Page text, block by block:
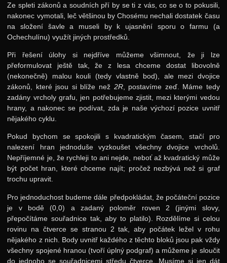
Ze spleti zákonů a soudních pří by se ti z vás, co se o to pokusili,
nakonec vymotali, leč většinou by Chosému nechali dostatek času
na složení šavle a museli by k ujasnění sporu o farmu (a
Ochechulínu) využít jiných prostředků.
Při řešení úlohy si nejdříve můžeme všimnout, že ji lze
přeformulovat ještě tak, že z lesa chceme dostat libovolně
(nekonečně) malou kouli (tedy vlastně bod), ale mezi dvojice
zákonů, které jsou si blíže než 2R, postavíme zeď. Máme tedy
zadány vrcholy grafu, jen potřebujeme zjistit, mezi kterými vedou
hrany, a nakonec se podívat, zda je naše výchozí pozice uvnitř
nějakého cyklu.
Pokud bychom se spokojili s kvadratickým časem, stačí pro
nalezení hran jednoduše vyzkoušet všechny dvojice vrcholů.
Nepříjemné je, že rychleji to ani nejde, neboť až kvadratický může
být počet hran, které chceme najít; pročež nezbývá než si graf
trochu upravit.
Pro jednoduchost budeme dále předpokládat, že počáteční pozice
je v bodě (0,0) a zadaný poloměr roven 2 (jinými slovy,
přepočítáme souřadnice tak, aby to platilo). Rozdělíme si celou
rovinu na čtverce se stranou 2 tak, aby počátek ležel v rohu
nějakého z nich. Body uvnitř každého z těchto bloků jsou pak vždy
všechny spojené hranou (tvoří úplný podgraf) a můžeme je sloučit
do jednoho se souřadnicemi středu čtverce. Musíme si jen dát